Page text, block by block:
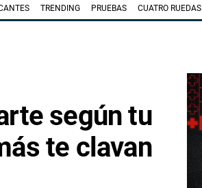
TRENDING PRUEBAS CUATRO RUEDAS
según tu
te clavan